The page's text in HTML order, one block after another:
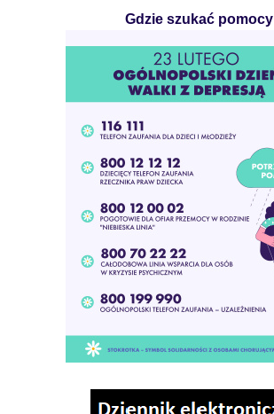
Gdzie szukać pomocy